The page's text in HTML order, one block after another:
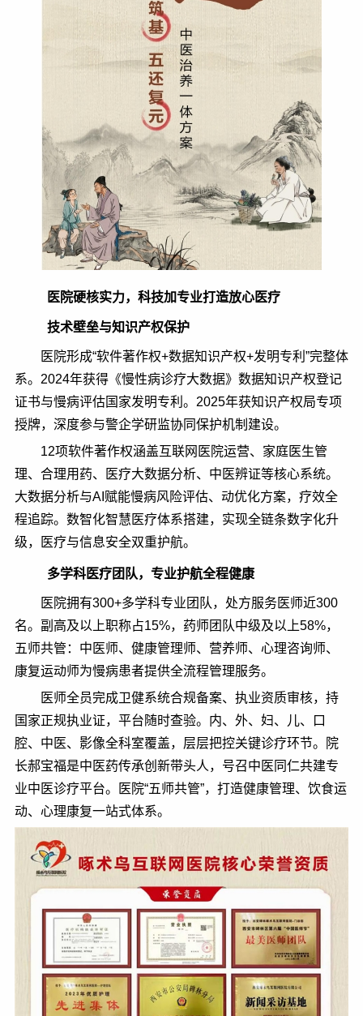
医院硬核实力，科技加专业打造放心医疗
技术壁垒与知识产权保护
医院形成“软件著作权+数据知识产权+发明专利”完整体
系。2024年获得《慢性病诊疗大数据》数据知识产权登记
证书与慢病评估国家发明专利。2025年获知识产权局专项
授牌，深度参与警企学研监协同保护机制建设。
12项软件著作权涵盖互联网医院运营、家庭医生管
理、合理用药、医疗大数据分析、中医辨证等核心系统。
大数据分析与AI赋能慢病风险评估、动优化方案，疗效全
程追踪。数智化智慧医疗体系搭建，实现全链条数字化升
级，医疗与信息安全双重护航。
多学科医疗团队，专业护航全程健康
医院拥有300+多学科专业团队，处方服务医师近300
名。副高及以上职称占15%，药师团队中级及以上58%，
五师共管：中医师、健康管理师、营养师、心理咨询师、
康复运动师为慢病患者提供全流程管理服务。
医师全员完成卫健系统合规备案、执业资质审核，持
国家正规执业证，平台随时查验。内、外、妇、儿、口
腔、中医、影像全科室覆盖，层层把控关键诊疗环节。院
长郝宝福是中医药传承创新带头人，号召中医同仁共建专
业中医诊疗平台。医院“五师共管”，打造健康管理、饮食运
动、心理康复一站式体系。